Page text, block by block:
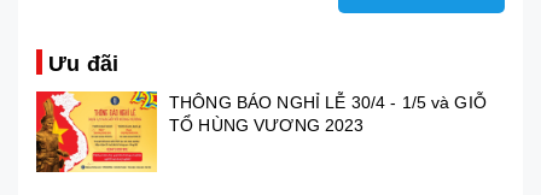
Ưu đãi
THÔNG BÁO NGHỈ LỄ 30/4 - 1/5 và GIỖ
TỔ HÙNG VƯƠNG 2023